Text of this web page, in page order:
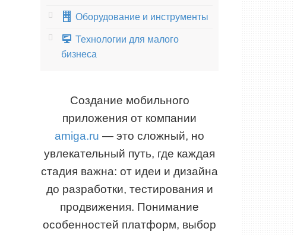
Оборудование и инструменты
Технологии для малого
бизнеса
Создание мобильного
приложения от компании
amiga.ru — это сложный, но
увлекательный путь, где каждая
стадия важна: от идеи и дизайна
до разработки, тестирования и
продвижения. Понимание
особенностей платформ, выбор